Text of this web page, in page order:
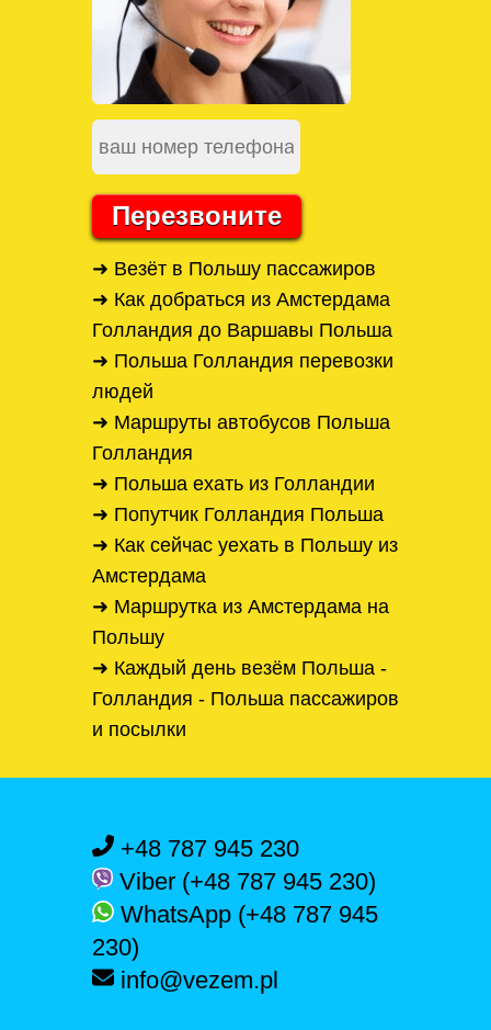
Перезвоните
➜ Везёт в Польшу пассажиров
➜ Как добраться из Амстердама
Голландия до Варшавы Польша
➜ Польша Голландия перевозки
людей
➜ Маршруты автобусов Польша
Голландия
➜ Польша ехать из Голландии
➜ Попутчик Голландия Польша
➜ Как сейчас уехать в Польшу из
Амстердама
➜ Маршрутка из Амстердама на
Польшу
➜ Каждый день везём Польша -
Голландия - Польша пассажиров
и посылки
+48 787 945 230
Viber (+48 787 945 230)
WhatsApp (+48 787 945
230)
info@vezem.pl